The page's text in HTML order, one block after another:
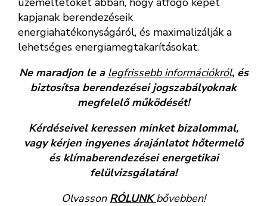
kapjanak berendezéseik
energiahatékonyságáról, és maximalizálják a
lehetséges energiamegtakarításokat.
Ne maradjon le a legfrissebb információkról, és
biztosítsa berendezései jogszabályoknak
megfelelő működését!
Kérdéseivel keressen minket bizalommal,
vagy kérjen ingyenes árajánlatot hőtermelő
és klímaberendezései energetikai
felülvizsgálatára!
Olvasson RÓLUNK bővebben!